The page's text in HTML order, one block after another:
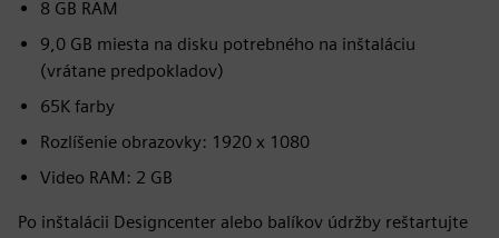
8 GB RAM
9,0 GB miesta na disku potrebného na inštaláciu
(vrátane predpokladov)
65K farby
Rozlíšenie obrazovky: 1920 x 1080
Video RAM: 2 GB
Po inštalácii Designcenter alebo balíkov údržby reštartujte